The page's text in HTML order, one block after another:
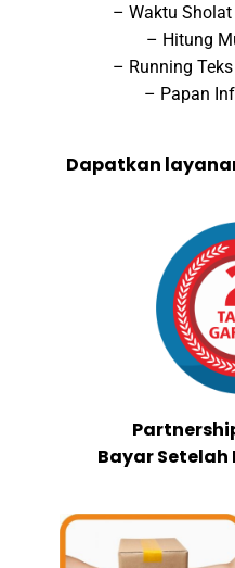
– Waktu
– Hitung
– Running
– Papan
Dapatkan
Bayar